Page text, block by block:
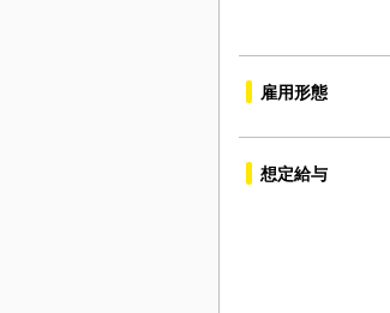
雇用形態
想定給与